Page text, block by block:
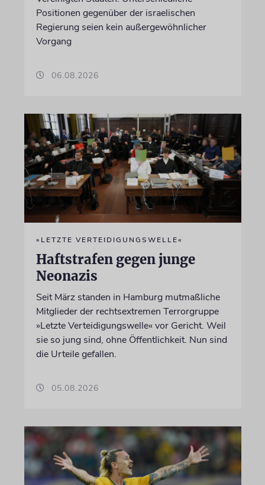
Positionen gegenüber der israelischen
Regierung seien kein außergewöhnlicher
Vorgang
06.08.2026
»LETZTE VERTEIDIGUNGSWELLE«
Haftstrafen gegen junge
Neonazis
Seit März standen in Hamburg mutmaßliche
Mitglieder der rechtsextremen Terrorgruppe
»Letzte Verteidigungswelle« vor Gericht. Weil
sie so jung sind, ohne Öffentlichkeit. Nun sind
die Urteile gefallen.
05.08.2026